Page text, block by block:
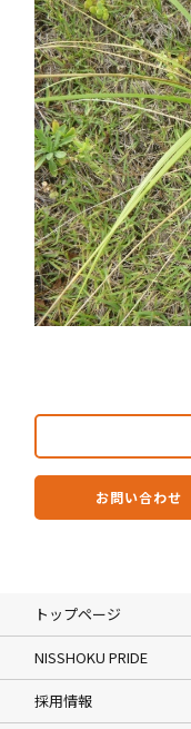
お問い合わせ
トップページ
NISSHOKU PRIDE
採用情報